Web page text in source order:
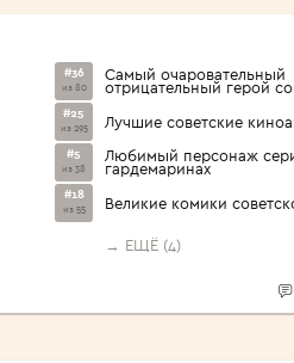
#36
из 80
Самый очаровательный
отрицательный герой
#25
из 295 Лучшие советские
#5
из 38
Любимый персонаж
гардемаринах
#18
из 55 Великие комики
→ ЕЩЁ (4)